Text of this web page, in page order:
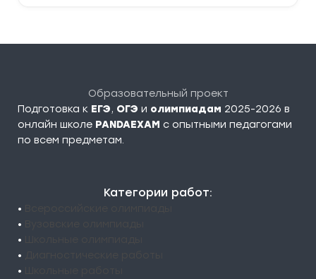
Образовательный проект
Подготовка к ЕГЭ, ОГЭ и олимпиадам 2025-2026 в
онлайн школе PANDAEXAM c опытными педагогами
по всем предметам.
Категории работ:
•
•
•
•
•